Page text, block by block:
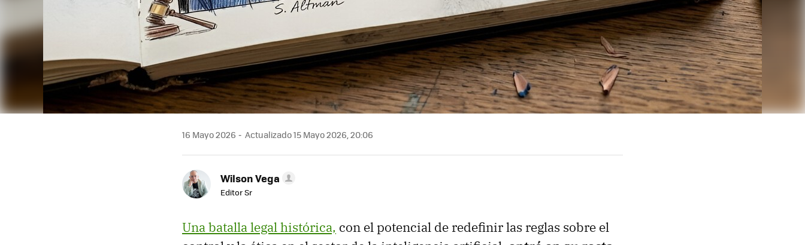
16 Mayo 2026 Actualizado 15 Mayo 2026, 20:06
Wilson Vega
Editor Sr
Una batalla legal histórica, con el potencial de redefinir las reglas sobre el